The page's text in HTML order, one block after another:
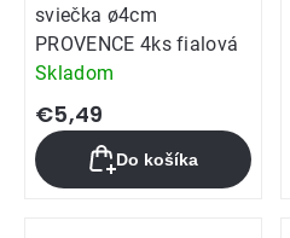
sviečka ø4cm
PROVENCE 4ks fialová
Skladom
€5,49
Do košíka